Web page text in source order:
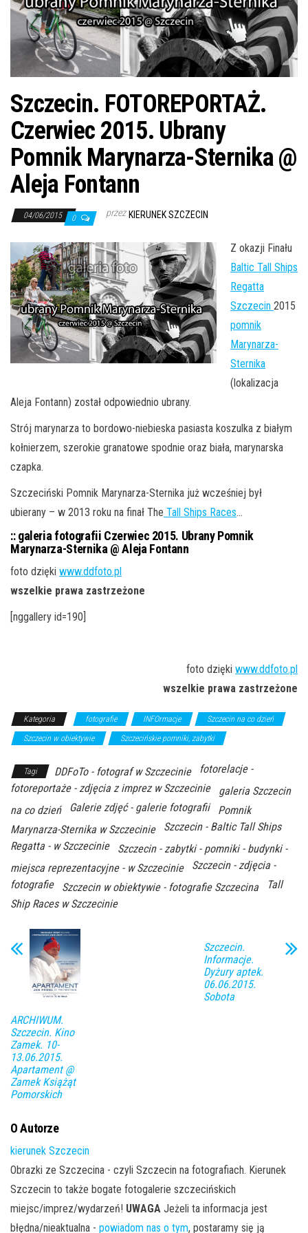
ę
Szczecin. FOTOREPORTAŻ.
Czerwiec 2015. Ubrany
Pomnik Marynarza-Sternika @
Aleja Fontann
04/06/2015 0 przez KIERUNEK SZCZECIN
Z okazji Finału
Baltic Tall Ships
Regatta
Szczecin 2015
pomnik
Marynarza-
Sternika
(lokalizacja
Aleja Fontann) został odpowiednio ubrany.
Strój marynarza to bordowo-niebieska pasiasta koszulka z białym
kołnierzem, szerokie granatowe spodnie oraz biała, marynarska
czapka.
Szczeciński Pomnik Marynarza-Sternika już wcześniej był
ubierany – w 2013 roku na finał The Tall Ships Races…
:: galeria fotografii Czerwiec 2015. Ubrany Pomnik
Marynarza-Sternika @ Aleja Fontann
foto dzięki www.ddfoto.pl
wszelkie prawa zastrzeżone
[nggallery id=190]
foto dzięki www.ddfoto.pl
wszelkie prawa zastrzeżone
Kategoria fotografie INFOrmacje
Szczecin na co dzień
Szczecin w obiektywie
Szczecińskie pomniki, zabytki
Tagi DDFoTo - fotograf w Szczecinie
fotorelacje -
fotoreportaże - zdjęcia z imprez w Szczecinie
galeria Szczecin
na co dzień
Galerie zdjęć - galerie fotografii
Pomnik
Marynarza-Sternika w Szczecinie
Szczecin - Baltic Tall Ships
Regatta - w Szczecinie
Szczecin - zabytki - pomniki - budynki -
miejsca reprezentacyjne - w Szczecinie
Szczecin - zdjęcia -
fotografie
Szczecin w obiektywie - fotografie Szczecina
Tall
Ship Races w Szczecinie
ARCHIWUM.
Szczecin. Kino
Zamek. 10-
13.06.2015.
Apartament @
Zamek Książąt
Pomorskich
Szczecin.
Informacje.
Dyżury aptek.
06.06.2015.
Sobota
O Autorze
kierunek Szczecin
Obrazki ze Szczecina - czyli Szczecin na fotografiach. Kierunek
Szczecin to także bogate fotogalerie szczecińskich
miejsc/imprez/wydarzeń! UWAGA Jeżeli ta informacja jest
błędna/nieaktualna - powiadom nas o tym, postaramy się ją